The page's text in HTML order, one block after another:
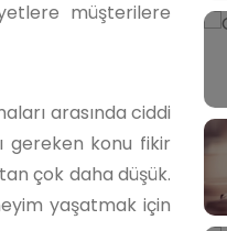
müşterilere
arasında ciddi
gereken konu fikir
çok daha düşük.
yaşatmak için